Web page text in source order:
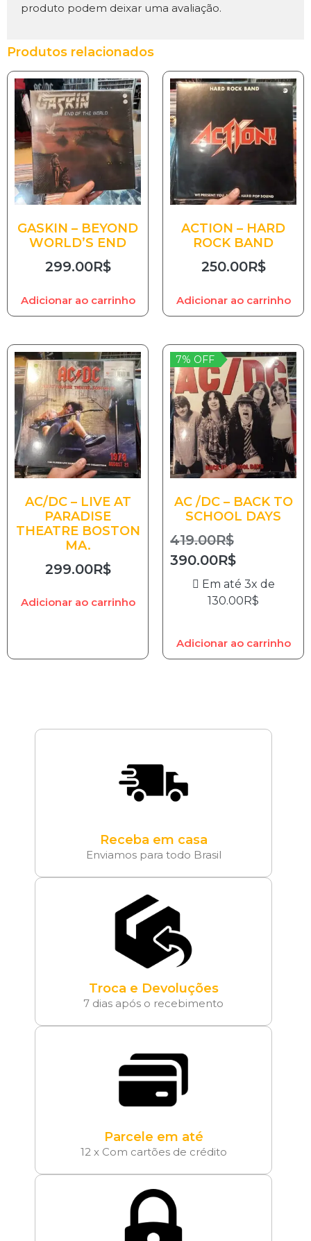
produto podem deixar uma avaliação.
Produtos relacionados
GASKIN – BEYOND
WORLD’S END
299.00R$
Adicionar ao carrinho
ACTION – HARD
ROCK BAND
250.00R$
Adicionar ao carrinho
AC/DC – LIVE AT
PARADISE
THEATRE BOSTON
MA.
299.00R$
Adicionar ao carrinho
7% OFF
AC /DC – BACK TO
SCHOOL DAYS
419.00R$
390.00R$
Em até 3x de
130.00R$
Adicionar ao carrinho
Receba em casa
Enviamos para todo Brasil
Troca e Devoluções
7 dias após o recebimento
Parcele em até
12 x Com cartões de crédito